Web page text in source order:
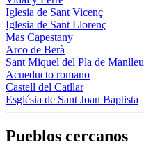
Iglesia de Sant Vicenç
Iglesia de Sant Llorenç
Mas Capestany
Arco de Berà
Sant Miquel del Pla de Manlleu
Acueducto romano
Castell del Catllar
Església de Sant Joan Baptista
Pueblos cercanos